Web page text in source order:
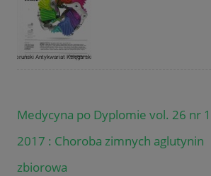
Medycyna po Dyplomie vol. 26 nr
2017 : Choroba zimnych
zbiorowa